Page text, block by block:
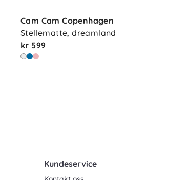
Cam Cam Copenhagen
Stellematte, dreamland
kr 599
Kundeservice